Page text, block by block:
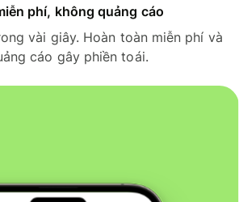
phí, không quảng cáo
vài giây. Hoàn toàn miễn phí và
cáo gây phiền toái.